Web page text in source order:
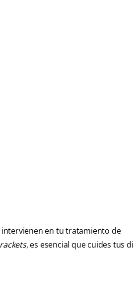
en tu tratamiento de
, es esencial que cuides tus